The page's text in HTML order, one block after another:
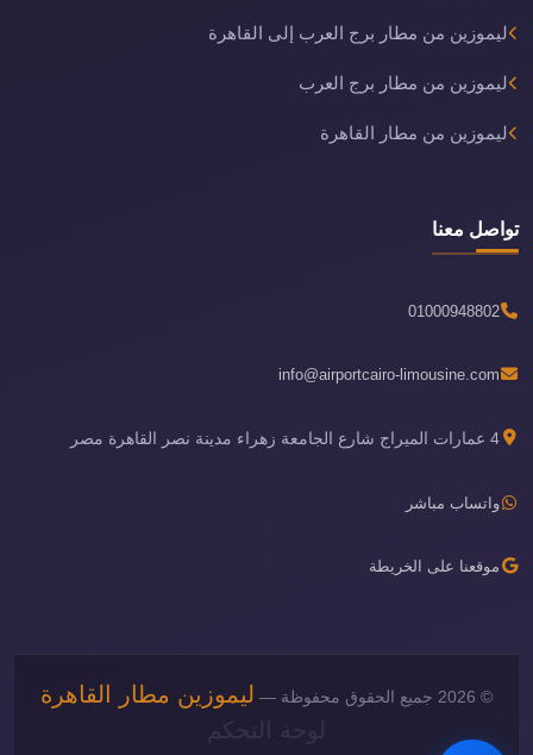
ليموزين من مطار برج العرب إلى القاهرة
ليموزين من مطار برج العرب
ليموزين من مطار القاهرة
تواصل معنا
01000948802
info@airportcairo-limousine.com
4 عمارات الميراج شارع الجامعة زهراء مدينة نصر القاهرة مصر
واتساب مباشر
موقعنا على الخريطة
© 2026 جميع الحقوق محفوظة —
ليموزين مطار القاهرة